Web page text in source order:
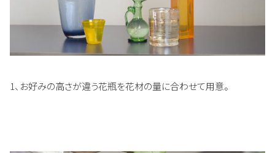
1、お好みの高さが違う花瓶を花材の量に合わせて用意。